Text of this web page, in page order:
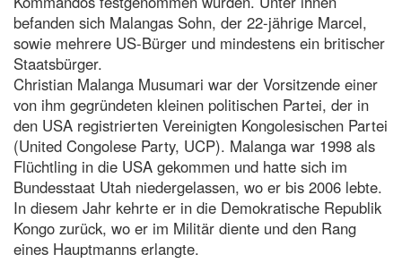
befanden sich Malangas Sohn, der 22-jährige Marcel,
sowie mehrere US-Bürger und mindestens ein britischer
Staatsbürger.
Christian Malanga Musumari war der Vorsitzende einer
von ihm gegründeten kleinen politischen Partei, der in
den USA registrierten Vereinigten Kongolesischen Partei
(United Congolese Party, UCP). Malanga war 1998 als
Flüchtling in die USA gekommen und hatte sich im
Bundesstaat Utah niedergelassen, wo er bis 2006 lebte.
In diesem Jahr kehrte er in die Demokratische Republik
Kongo zurück, wo er im Militär diente und den Rang
eines Hauptmanns erlangte.